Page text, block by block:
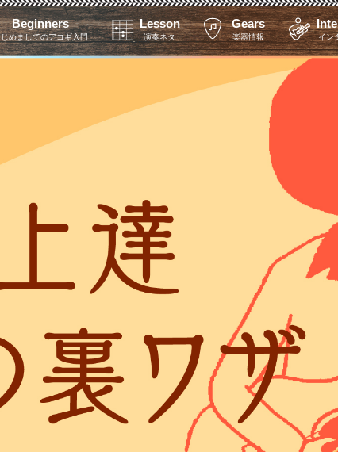
Beginners
めましてのアコギ入門
Lesson
演奏ネタ
Gears
楽器情報 イン